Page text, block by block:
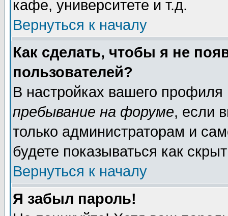
кафе, университете и т.д.
Вернуться к началу
Как сделать, чтобы я не
пользователей?
В настройках вашего
пребывание на форуме, если
только администраторам и
будете показываться как
Вернуться к началу
Я забыл пароль!